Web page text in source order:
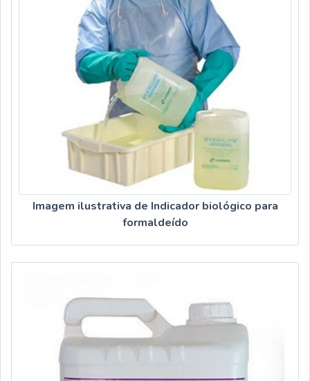
Imagem ilustrativa de Indicador biológico para
formaldeído